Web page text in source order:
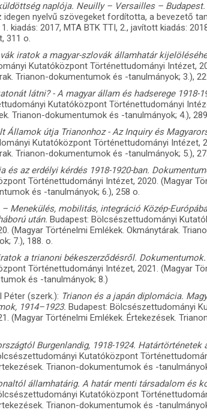
naplója. Neuilly – Versailles – Budapest.
nyelvű szövegeket fordította, a bevezető
kiadás: 2017, MTA BTK TTI, 2., javított kiadás:
311 o.
iratok a magyar-szlovák államhatár
Kutatóközpont Történettudományi Intézet,
Trianon-dokumentumok és -tanulmányok; 3.),
látni? - A magyar állam és hadserege 1918-
Kutatóközpont Történettudományi
Trianon-dokumentumok és -tanulmányok; 4.),
Államok útja Trianonhoz - Az Inquiry és
Kutatóközpont Történettudományi Intézet,
Trianon-dokumentumok és -tanulmányok; 5.),
és az erdélyi kérdés 1918-1920-ban.
Történettudományi Intézet, 2020. (Magyar
és -tanulmányok; 6.), 258 o.
– Menekülés, mobilitás, integráció Közép-
után. Budapest: Bölcsészettudományi
(Magyar Történelmi Emlékek. Okmánytárak.
7.), 188. o.
a trianoni békeszerződésről. Dokumentumok.
Történettudományi Intézet, 2021. (Magyar
és -tanulmányok; 8.)
Péter (szerk.): Trianon és a japán diplomácia.
1914–1923. Budapest: Bölcsészettudományi
(Magyar Történelmi Emlékek. Értekezések.
Burgenlandig, 1918-1924. Határtörténetek
Kutatóközpont
Trianon-dokumentumok és -
államhatárig. A határ menti társadalom és
Kutatóközpont
Trianon-dokumentumok és -